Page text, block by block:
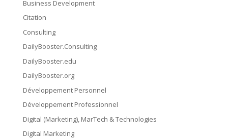
Business Development
Citation
Consulting
DailyBooster.Consulting
DailyBooster.edu
DailyBooster.org
Développement Personnel
Développement Professionnel
Digital (Marketing), MarTech & Technologies
Digital Marketing